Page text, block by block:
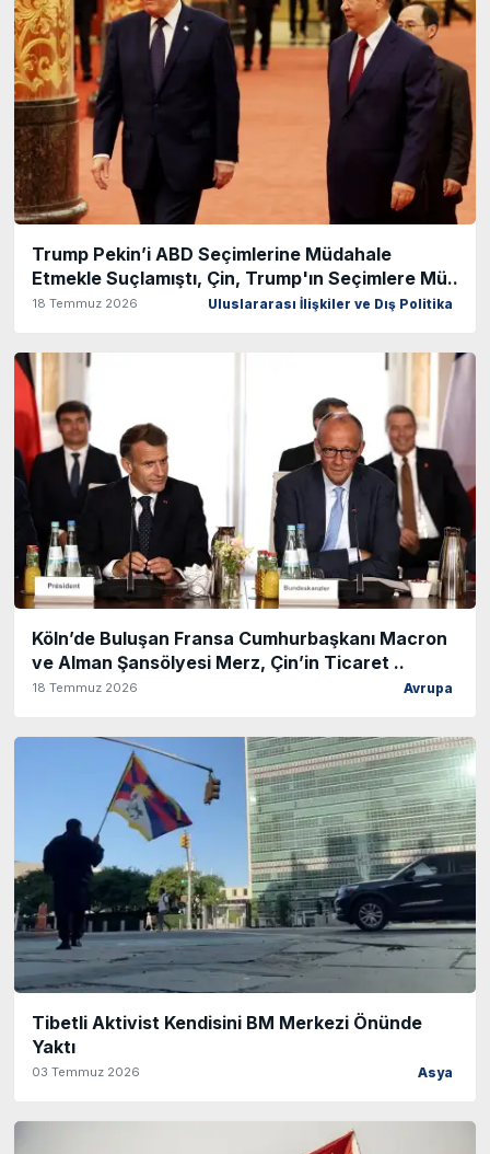
Trump Pekin’i ABD Seçimlerine Müdahale
Etmekle Suçlamıştı, Çin, Trump'ın Seçimlere Mü..
18 Temmuz 2026 Uluslararası İlişkiler ve Dış Politika
Köln’de Buluşan Fransa Cumhurbaşkanı Macron
ve Alman Şansölyesi Merz, Çin’in Ticaret ..
18 Temmuz 2026 Avrupa
Tibetli Aktivist Kendisini BM Merkezi Önünde
Yaktı
03 Temmuz 2026 Asya